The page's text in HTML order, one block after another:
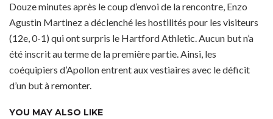
Douze minutes après le coup d’envoi de la rencontre, Enzo
Agustin Martinez a déclenché les hostilités pour les visiteurs
(12e, 0-1) qui ont surpris le Hartford Athletic. Aucun but n’a
été inscrit au terme de la première partie. Ainsi, les
coéquipiers d’Apollon entrent aux vestiaires avec le déficit
d’un but à remonter.
YOU MAY ALSO LIKE